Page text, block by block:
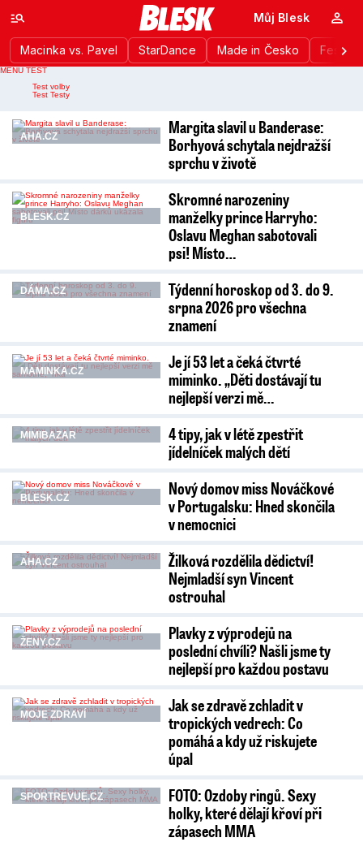
Macinka vs. Pavel StarDance Made in Česko
Můj Blesk
Nahlášení chyby
MENU TEST
Test volby
Test Testy
AHA.CZ
Margita slavil u Banderase:
Borhyová schytala nejdražší
sprchu v životě
BLESK.CZ
Skromné narozeniny
manželky prince Harryho:
Oslavu Meghan sabotovali
psi! Místo…
DÁMA.CZ
Týdenní horoskop od 3. do 9.
srpna 2026 pro všechna
znamení
MAMINKA.CZ
Je jí 53 let a čeká čtvrté
miminko. „Děti dostávají tu
nejlepší verzi mě…
MIMIBAZAR
4 tipy, jak v létě zpestřit
jídelníček malých dětí
BLESK.CZ
Nový domov miss Nováčkové
v Portugalsku: Hned skončila
v nemocnici
AHA.CZ
Žilková rozdělila dědictví!
Nejmladší syn Vincent
ostrouhal
ŽENY.CZ
Plavky z výprodejů na
poslední chvíli? Našli jsme ty
nejlepší pro každou postavu
MOJE ZDRAVÍ
Jak se zdravě zchladit v
tropických vedrech: Co
pomáhá a kdy už riskujete
úpal
SPORTREVUE.CZ
FOTO: Ozdoby ringů. Sexy
holky, které dělají křoví při
zápasech MMA